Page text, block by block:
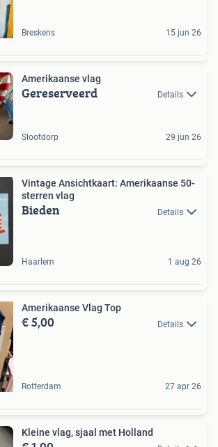
Breskens 15 jun 26
Amerikaanse vlag
Gereserveerd Details
Slootdorp 29 jun 26
Vintage Ansichtkaart: Amerikaanse 50-
sterren vlag
Bieden Details
Haarlem 1 aug 26
Amerikaanse Vlag Top
€ 5,00 Details
Rotterdam 27 apr 26
Kleine vlag, sjaal met Holland